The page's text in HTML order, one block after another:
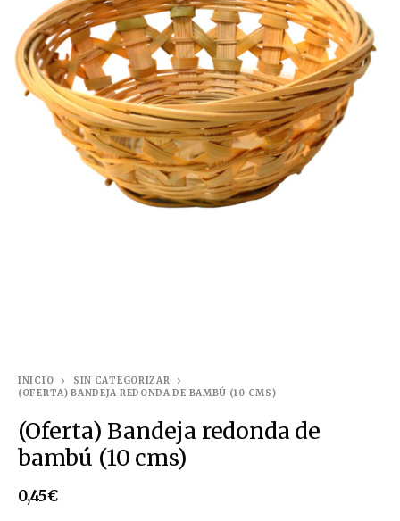
INICIO
SIN CATEGORIZAR
(OFERTA) BANDEJA REDONDA DE BAMBÚ (10 CMS)
(Oferta) Bandeja redonda de
bambú (10 cms)
0,45€